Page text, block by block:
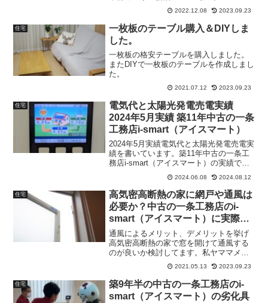
ト）の実績です。 2022.12.08 2023.09.23
住宅
一枚板のテーブル購入＆DIYしま
した。
一枚板の格安テーブルを購入しました。
またDIYで一枚板のテーブルを作成しまし
た。
2021.07.12 2023.09.23
住宅
電気代と太陽光発電売電実績
2024年5月実績 築11年中古の一条
工務店i-smart（アイスマート）
2024年5月実績電気代と太陽光発電売電実
績を書いています。築11年中古の一条工
務店i-smart（アイスマート）の実績で
2024.06.08 2024.08.12
住宅
高気密高断熱の家に網戸や通風は
必要か？中古の一条工務店のi-
smart（アイスマート）に実際に
住んでみて
通風によるメリット、デメリットを挙げ
高気密高断熱の家で窓を開けて通風する
のが良いか検討してます。私ヤママメは
中古の一条公務店のi-smart（アイスマー
ト）に住んでから通風のために窓を開け
るのをやめました。
2021.05.13 2023.09.23
住宅
築9年半の中古の一条工務店のi-
smart（アイスマート）の劣化具